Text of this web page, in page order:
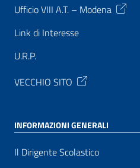
Ufficio VIII A.T. – Modena
Link di Interesse
U.R.P.
VECCHIO SITO
INFORMAZIONI GENERALI
Il Dirigente Scolastico